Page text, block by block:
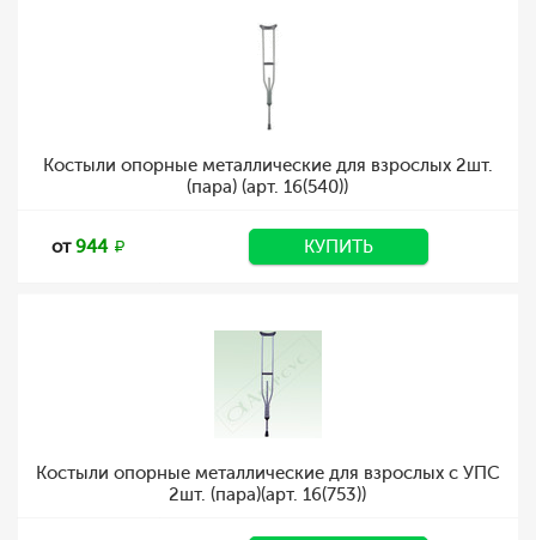
Костыли опорные металлические для взрослых 2шт.
(пара) (арт. 16(540))
от944 КУПИТЬ
Костыли опорные металлические для взрослых с УПС
2шт. (пара)(арт. 16(753))